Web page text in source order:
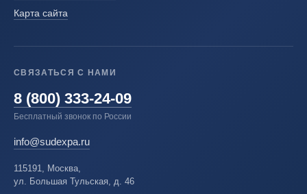
Карта сайта
СВЯЗАТЬСЯ С НАМИ
8 (800) 333-24-09
Бесплатный звонок по России
info@sudexpa.ru
115191, Москва,
ул. Большая Тульская, д. 46